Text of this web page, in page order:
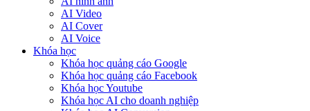
AI Video
AI Cover
AI Voice
Khóa học
Khóa học quảng cáo Google
Khóa học quảng cáo Facebook
Khóa học Youtube
Khóa học AI cho doanh nghiệp